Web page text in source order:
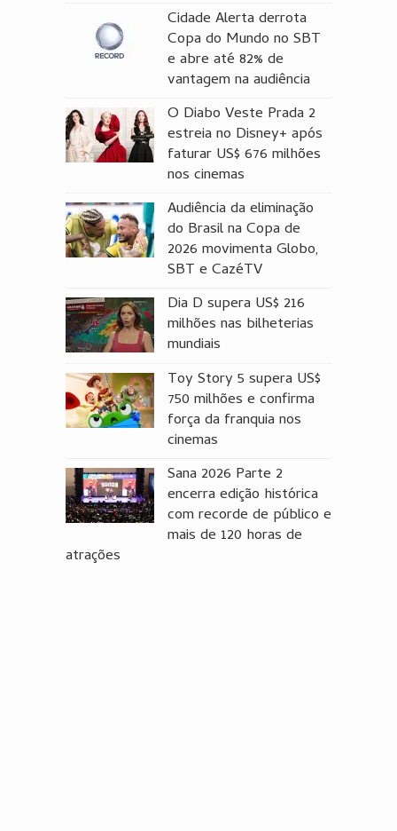
Cidade Alerta derrota
Copa do Mundo no SBT
e abre até 82% de
vantagem na audiência
O Diabo Veste Prada 2
estreia no Disney+ após
faturar US$ 676 milhões
nos cinemas
Audiência da eliminação
do Brasil na Copa de
2026 movimenta Globo,
SBT e CazéTV
Dia D supera US$ 216
milhões nas bilheterias
mundiais
Toy Story 5 supera US$
750 milhões e confirma
força da franquia nos
cinemas
Sana 2026 Parte 2
encerra edição histórica
com recorde de público e
mais de 120 horas de
atrações